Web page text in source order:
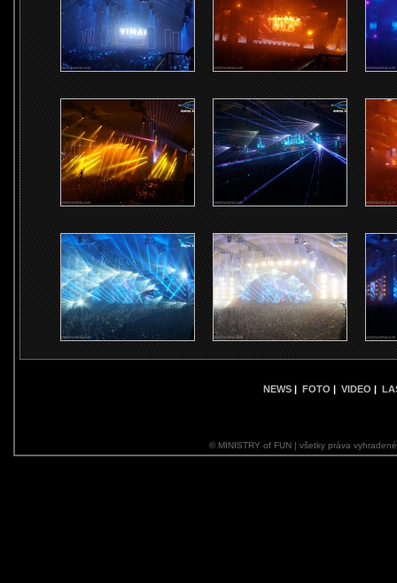
NEWS | FOTO | VIDEO |
© MINISTRY of FUN | všetky práva